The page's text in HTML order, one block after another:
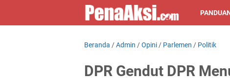
Beranda /Admin /Opini / Parlemen / Politik
DPR Gendut DPR